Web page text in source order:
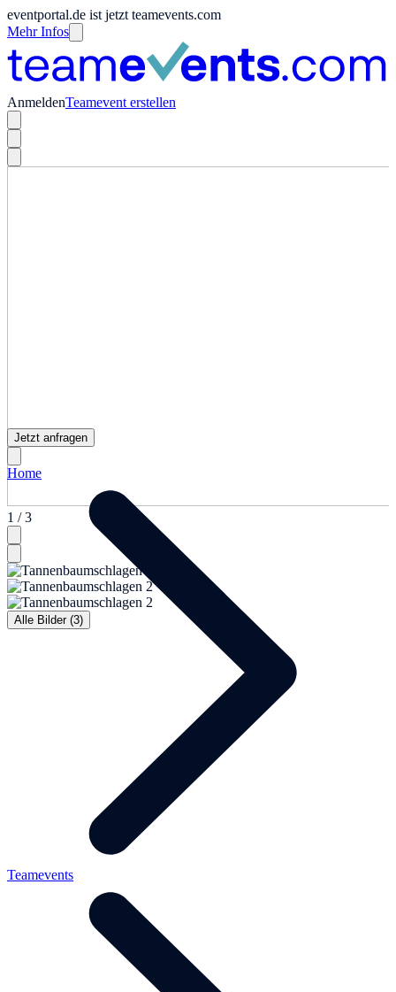
eventportal.de ist jetzt teamevents.com
Mehr Infos
AnmeldenTeamevent erstellen
1 / 3
Alle Bilder (3)
Jetzt anfragen
Home
Teamevents